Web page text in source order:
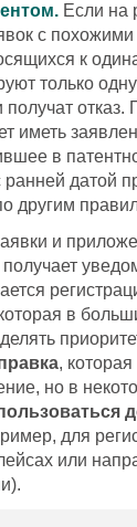
Если на
с похожими
к
только
получат
иметь
в
датой
другим
и
получает
в
,
но в
для
или